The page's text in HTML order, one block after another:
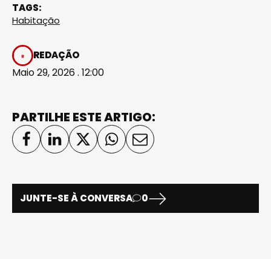
TAGS:
Habitação
REDAÇÃO
Maio 29, 2026 . 12:00
PARTILHE ESTE ARTIGO:
JUNTE-SE À CONVERSA 0